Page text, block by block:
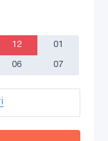
12 01
06 07